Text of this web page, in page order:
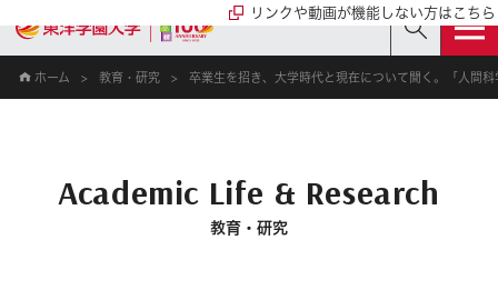
ホーム 教育・研究 卒業生を招き、大学時代と現在について聞く。「人間
Academic Life & Research
教育・研究
リンクや動画が機能しない方はこちら